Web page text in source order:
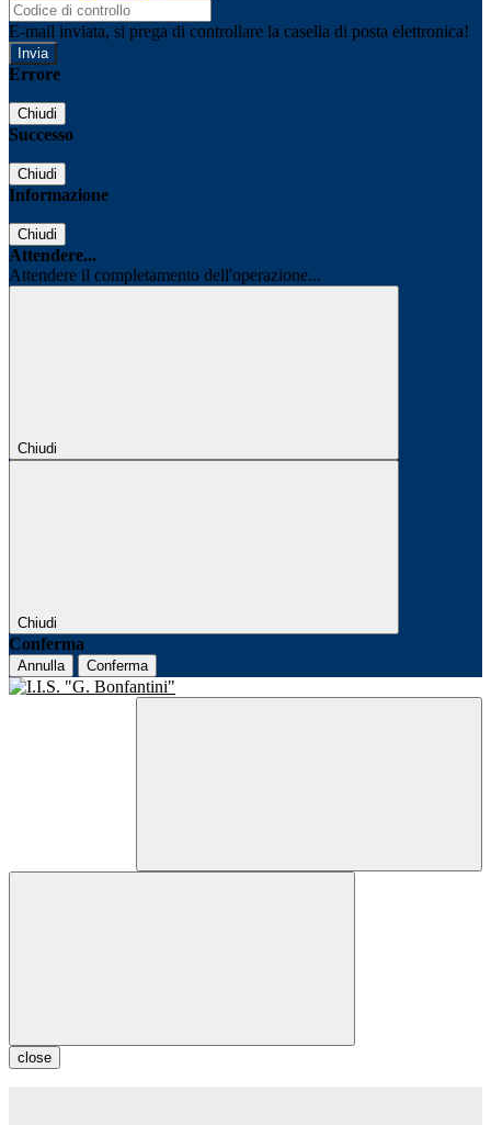
E-mail inviata, si prega di controllare la casella di posta elettronica!
Errore
Chiudi
Successo
Chiudi
Informazione
Chiudi
Attendere...
Attendere il completamento dell'operazione...
Chiudi
Chiudi
Conferma
Annulla Conferma
close